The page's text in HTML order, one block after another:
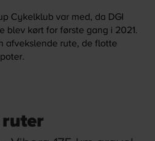
Cykelklub var med, da DGI
blev kørt for første gang i 2021.
afvekslende rute, de flotte
ruter